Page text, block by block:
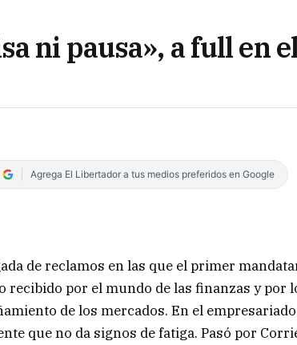
ni pausa», a full en
Agrega El Libertador a tus medios preferidos en Google
de reclamos en las que el primer
recibido por el mundo de las finanzas y por
de los mercados. En el
que no da signos de fatiga. Pasó por